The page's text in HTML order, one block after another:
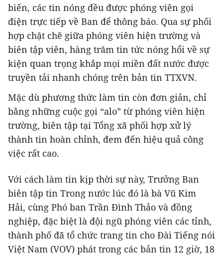
biến, các tin nóng đều được phóng viên gọi
điện trực tiếp về Ban để thông báo. Qua sự phối
hợp chặt chẽ giữa phóng viên hiện trường và
biên tập viên, hàng trăm tin tức nóng hổi về sự
kiện quan trọng khắp mọi miền đất nước được
truyền tải nhanh chóng trên bản tin TTXVN.
Mặc dù phương thức làm tin còn đơn giản, chỉ
bằng những cuộc gọi “alo” từ phóng viên hiện
trường, biên tập tại Tổng xã phối hợp xử lý
thành tin hoàn chỉnh, đem đến hiệu quả công
việc rất cao.
Với cách làm tin kịp thời sự này, Trưởng Ban
biên tập tin Trong nước lúc đó là bà Vũ Kim
Hải, cùng Phó ban Trần Đình Thảo và đồng
nghiệp, đặc biệt là đội ngũ phóng viên các tỉnh,
thành phố đã tổ chức trang tin cho Đài Tiếng nói
Việt Nam (VOV) phát trong các bản tin 12 giờ, 18